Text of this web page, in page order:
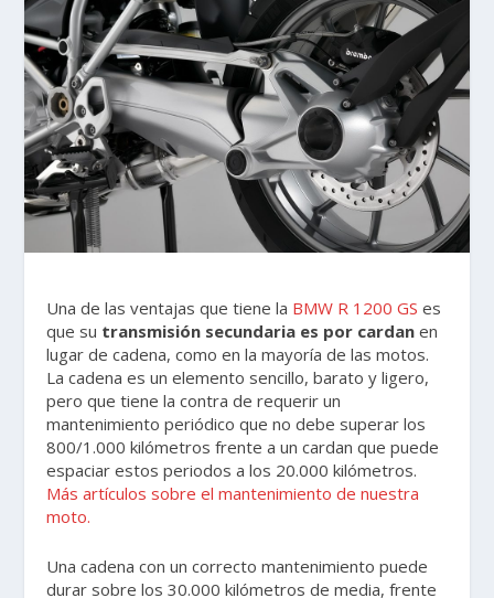
Una de las ventajas que tiene la BMW R 1200 GS es
que su transmisión secundaria es por cardan en
lugar de cadena, como en la mayoría de las motos.
La cadena es un elemento sencillo, barato y ligero,
pero que tiene la contra de requerir un
mantenimiento periódico que no debe superar los
800/1.000 kilómetros frente a un cardan que puede
espaciar estos periodos a los 20.000 kilómetros.
Más artículos sobre el mantenimiento de nuestra
moto.
Una cadena con un correcto mantenimiento puede
durar sobre los 30.000 kilómetros de media, frente